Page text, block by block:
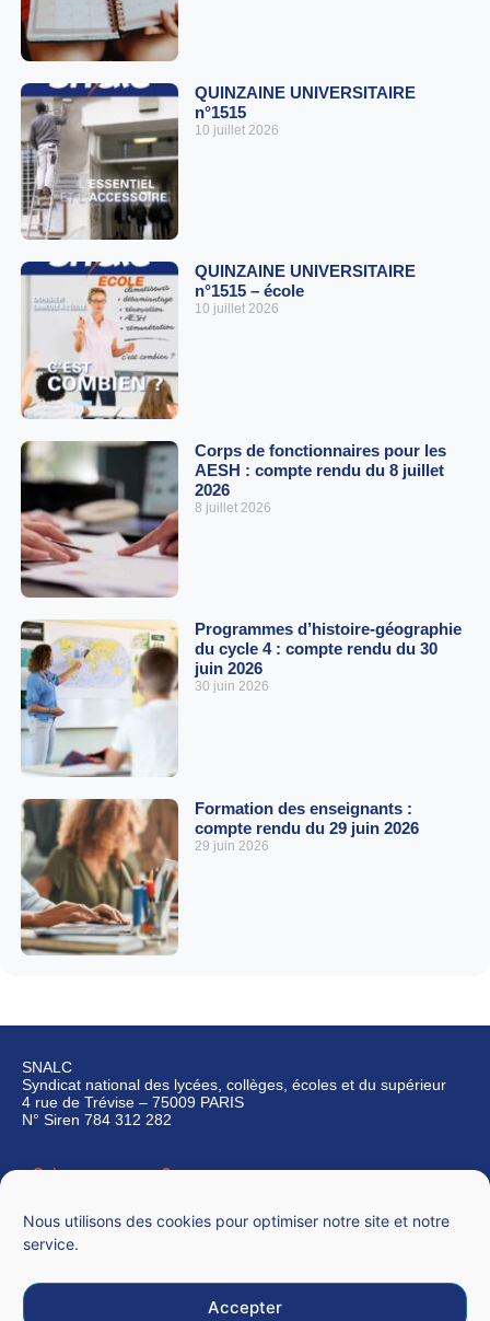
Nous utilisons des cookies pour optimiser notre site et notre
service.
Accepter
QUINZAINE UNIVERSITAIRE
n°1515
10 juillet 2026
QUINZAINE UNIVERSITAIRE
n°1515 – école
10 juillet 2026
Corps de fonctionnaires pour les
AESH : compte rendu du 8 juillet
2026
8 juillet 2026
Programmes d’histoire-géographie
du cycle 4 : compte rendu du 30
juin 2026
30 juin 2026
Formation des enseignants :
compte rendu du 29 juin 2026
29 juin 2026
SNALC
Syndicat national des lycées, collèges, écoles et du supérieur
4 rue de Trévise – 75009 PARIS
N° Siren 784 312 282
Qui sommes-nous ?